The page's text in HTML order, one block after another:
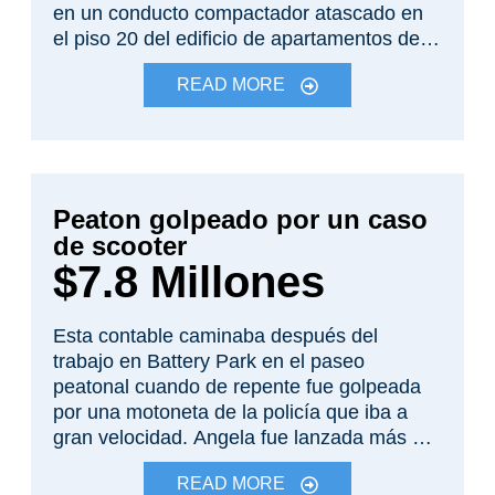
por el accidente, sino que el daño fue
permanente y progresivo.
en un conducto compactador atascado en
el piso 20 del edificio de apartamentos de
gran altura. El sistema de rociadores no
funcionaba y, debido a materiales y mano
de obra defectuosos, el fuego y el humo se
sótano donde apagaron un pequeño
incendio, pero no se dieron cuenta de que
un incendio mucho más grande estaba
ardiendo en el piso 20 hasta que fue
muchos residentes, adultos y niños.
READ MORE
Peaton golpeado por un caso
de scooter
$7.8 Millones
Esta contable caminaba después del
trabajo en Battery Park en el paseo
peatonal cuando de repente fue golpeada
por una motoneta de la policía que iba a
gran velocidad. Angela fue lanzada más de
treinta pies en el aire y sufrió múltiples
fracturas de cráneo con el sangrado
READ MORE